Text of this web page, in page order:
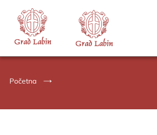
Početna